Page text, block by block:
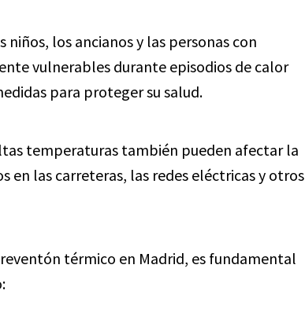
niños, los ancianos y las personas con
vulnerables durante episodios de calor
para proteger su salud.
temperaturas también pueden afectar la
en las carreteras, las redes eléctricas y otros
térmico en Madrid, es fundamental